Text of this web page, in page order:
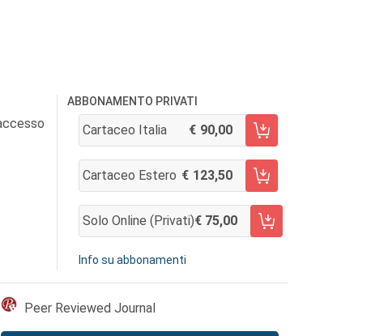
ABBONAMENTO PRIVATI
Cartaceo Italia 90,00
AGGIUNGI AL CARRELLO
Cartaceo Estero 123,50
AGGIUNGI AL CARRELLO
Solo Online (privati) 75,00
AGGIUNGI AL CARRELLO
Info su abbonamenti
Peer Reviewed Journal